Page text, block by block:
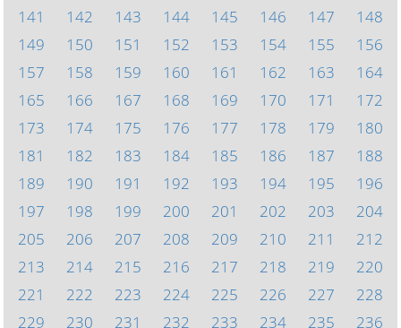
141
142 143 144 145 146 147
148
149
150 151 152 153 154 155
156
157
158 159 160 161 162 163
164
165
166 167 168 169 170 171
172
173
174 175 176 177 178 179
180
181
182 183 184 185 186 187
188
189
190 191 192 193 194 195
196
197
198 199 200 201 202 203
204
205
206 207 208 209 210 211
212
213
214 215 216 217 218 219
220
221
222 223 224 225 226 227
228
229
230 231 232 233 234 235
236